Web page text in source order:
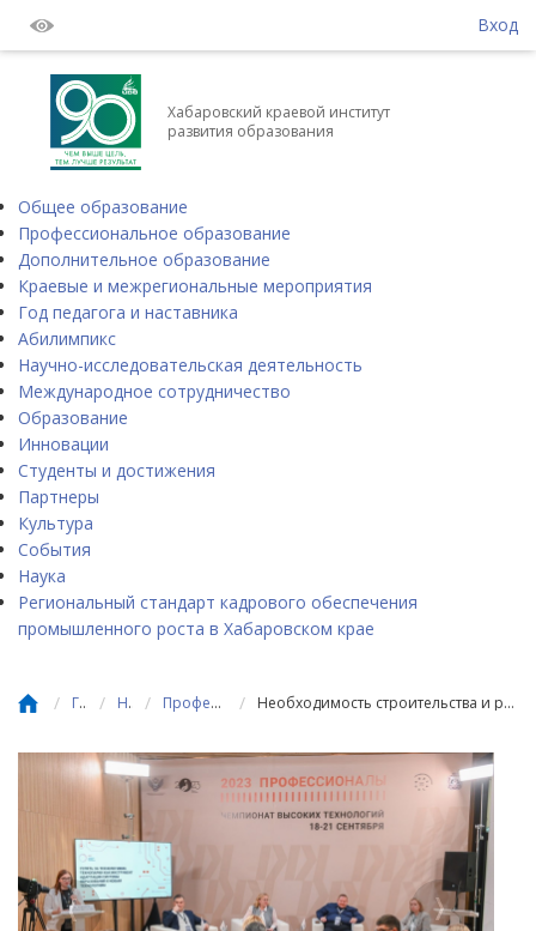
Вход
Хабаровский краевой институт
развития образования
Общее образование
Профессиональное образование
Дополнительное образование
Краевые и межрегиональные мероприятия
Год педагога и наставника
Абилимпикс
Научно-исследовательская деятельность
Международное сотрудничество
Образование
Инновации
Студенты и достижения
Партнеры
Культура
События
Наука
Региональный стандарт кадрового обеспечения
промышленного роста в Хабаровском крае
/ Главная / Новости / Профессиональное образование / Необходимость строительства и развития технопарков для СПО обсудили в рамках деловой программы Чемпионата высоких технологий